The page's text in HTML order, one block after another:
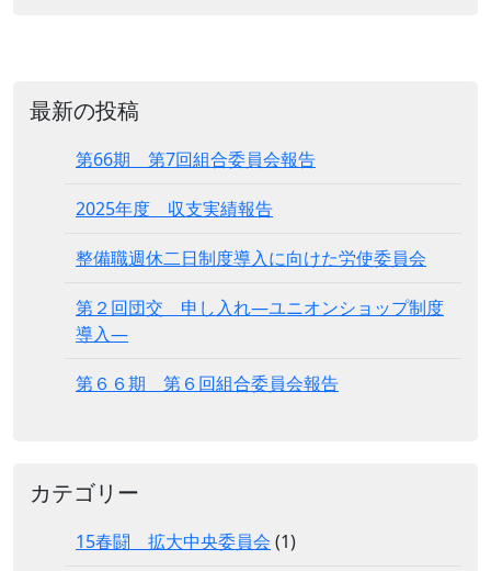
最新の投稿
第66期 第7回組合委員会報告
2025年度 収支実績報告
整備職週休二日制度導入に向けた労使委員会
第２回団交 申し入れ―ユニオンショップ制度
導入―
第６６期 第６回組合委員会報告
カテゴリー
15春闘 拡大中央委員会 (1)